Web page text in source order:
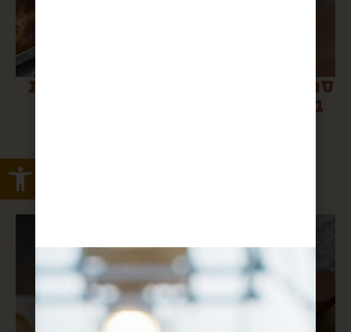
Open toolbar
לחם שמן זית
סמבוסק מדהים
במילוי ירקות